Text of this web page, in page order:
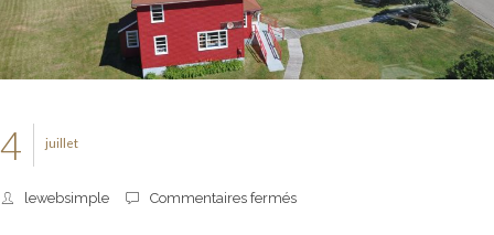
juillet
4
lewebsimple Commentaires ferméssur